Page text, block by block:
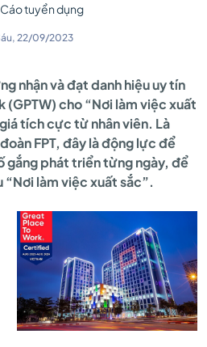
Cáo tuyển dụng
22/09/2023
nhận và đạt danh hiệu uy tín
(GPTW) cho “Nơi làm việc xuất
tích cực từ nhân viên. Là
FPT, đây là động lực để
gắng phát triển từng ngày, để
“Nơi làm việc xuất sắc”.